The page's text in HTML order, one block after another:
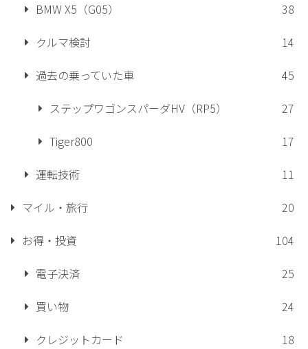
BMW X5（G05）
38
クルマ検討
14
過去の乗っていた車
45
ステップワゴンスパーダHV（RP5）
27
Tiger800
17
運転技術
11
マイル・旅行
20
お得・投資
104
電子決済
25
買い物
24
クレジットカード
18